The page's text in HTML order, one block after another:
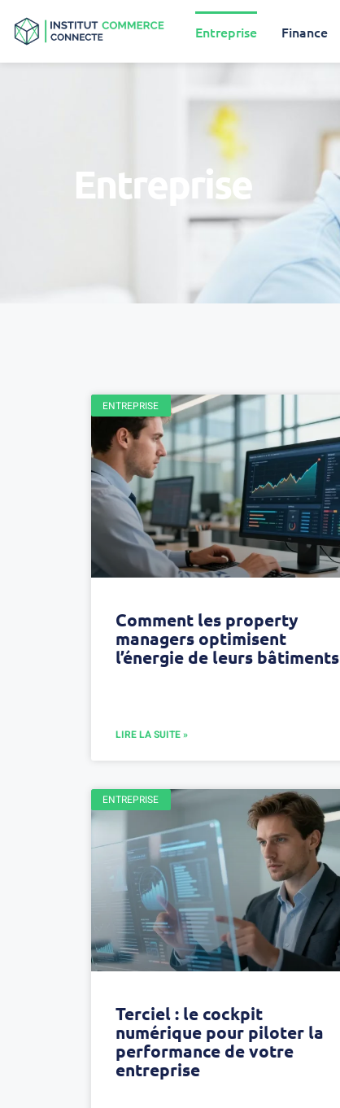
Entreprise Finance
Entreprise
ENTREPRISE
Comment les property
managers optimisent
l’énergie de leurs bâtiments
LIRE LA SUITE »
ENTREPRISE
Terciel : le cockpit
numérique pour piloter la
performance de votre
entreprise